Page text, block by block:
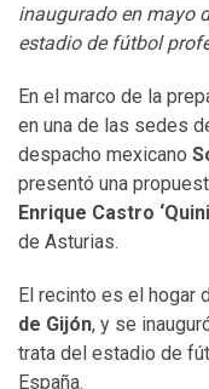
inaugurado en mayo
estadio de fútbol
En el marco de la
en una de las sedes
despacho mexicano
presentó una
Enrique Castro
de Asturias.
El recinto es el hogar
de Gijón, y se
trata del estadio de
España.